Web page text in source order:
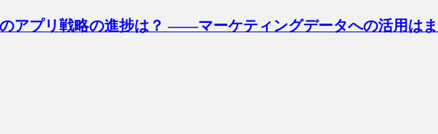
アプリ戦略の進捗は？ ――マーケティングデータへの活用は